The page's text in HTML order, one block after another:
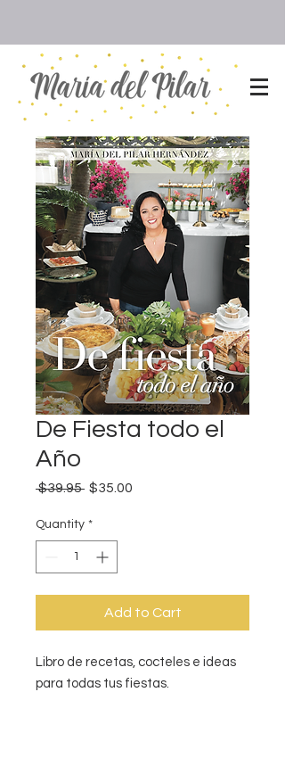
De Fiesta todo el
Año
$39.95 Regular
$35.00
Quantity *
Add to Cart
Libro de recetas, cocteles e ideas
para todas tus fiestas.